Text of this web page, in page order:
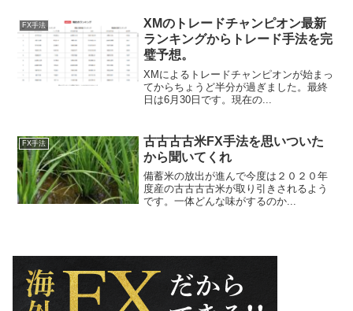
FX手法
XMのトレードチャンピオン最新
ランキングからトレード手法を完
璧予想。
XMによるトレードチャンピオンが始まっ
てからちょうど半分が過ぎました。最終
日は6月30日です。現在の...
FX手法
古古古古米FX手法を思いついた
から聞いてくれ
備蓄米の放出が進んで今度は２０２０年
度産の古古古古米が取り引きされるよう
です。一体どんな味がするのか...